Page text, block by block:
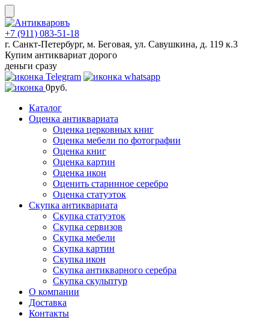
Skip
to
content
+7 (911) 083-51-18
г. Санкт-Петербург, м. Беговая, ул. Савушкина, д. 119 к.3
Купим антиквариат дорого
деньги сразу
0руб.
Каталог
Оценка антиквариата
Оценка церковных книг
Оценка мебели по фотографии
Оценка книг
Оценка картин
Оценка икон
Оценить старинное серебро
Оценка статуэток
Скупка антиквариата
Скупка статуэток
Скупка сервизов
Скупка мебели
Скупка картин
Скупка икон
Скупка антикварного серебра
Скупка скульптур
О компании
Доставка
Контакты